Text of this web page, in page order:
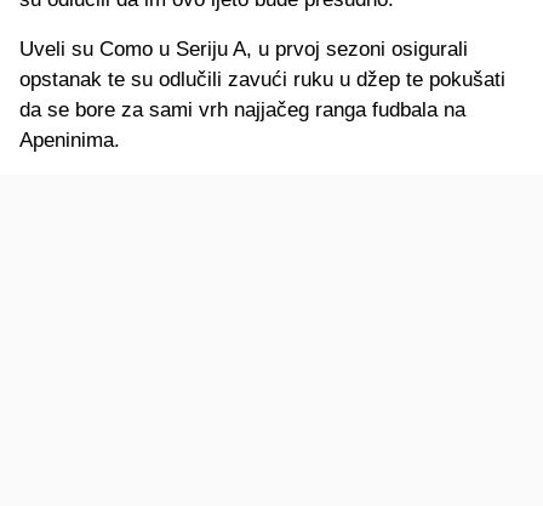
Uveli su Como u Seriju A, u prvoj sezoni osigurali
opstanak te su odlučili zavući ruku u džep te pokušati
da se bore za sami vrh najjačeg ranga fudbala na
Apeninima.